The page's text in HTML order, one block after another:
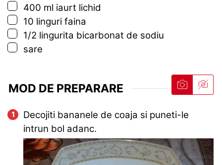
▢
400 ml iaurt lichid
▢
10 linguri faina
▢
1/2 lingurita bicarbonat de sodiu
▢
sare
MOD DE PREPARARE
Decojiti bananele de coaja si puneti-le
intrun bol adanc.